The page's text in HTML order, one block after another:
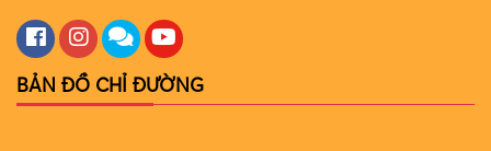
BẢN ĐỒ CHỈ ĐƯỜNG